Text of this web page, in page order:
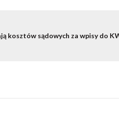
kosztów sądowych za wpisy do